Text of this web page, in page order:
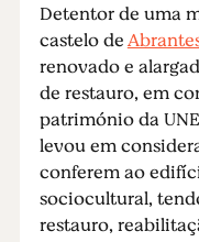
Detentor de uma
castelo de
renovado e
de restauro, em
património da
levou em
conferem ao
sociocultural,
restauro,